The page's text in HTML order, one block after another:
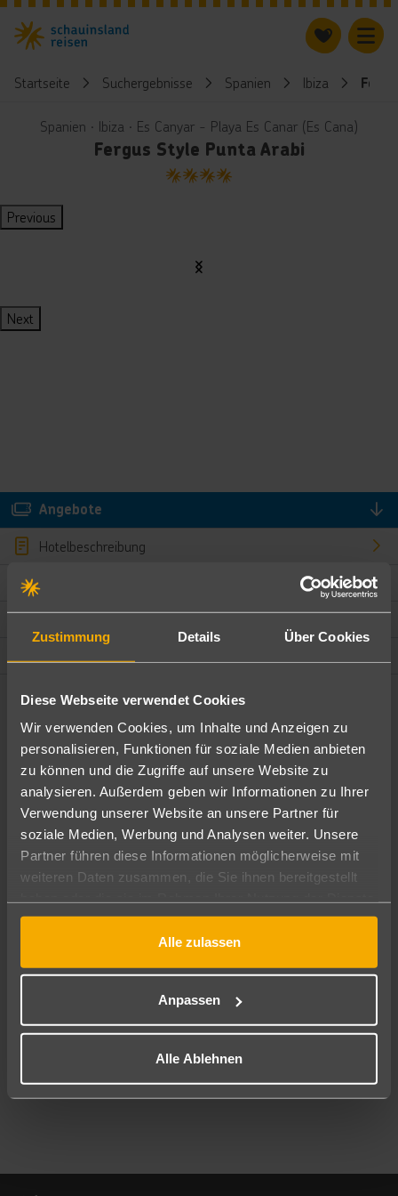
Zustimmung Details Über Cookies
Diese Webseite verwendet Cookies
Wir verwenden Cookies, um Inhalte und Anzeigen zu
personalisieren, Funktionen für soziale Medien anbieten
zu können und die Zugriffe auf unsere Website zu
analysieren. Außerdem geben wir Informationen zu Ihrer
Verwendung unserer Website an unsere Partner für
soziale Medien, Werbung und Analysen weiter. Unsere
Partner führen diese Informationen möglicherweise mit
weiteren Daten zusammen, die Sie ihnen bereitgestellt
gesammelt haben.
Alle zulassen
Anpassen
Alle Ablehnen
Startseite Suchergebnisse Spanien Ibiza
Spanien ∙ Ibiza ∙ Es Canyar - Playa Es Canar (Es Cana)
Fergus Style Punta Arabi
4
Previous
Next
Angebote
Hotelbeschreibung
Bewertungen
Ändere die Kriterien nach deinen Wünschen
Pauschal Nur Hotel
Abflughafen
Alle Abflughäfen
09.08.26–07.08.27 7-21 Nächte
Mehr Filter anzeigen